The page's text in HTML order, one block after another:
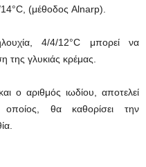
(μέθοδος Alnarp).
4/4/12°C μπορεί να
της γλυκιάς κρέμας.
ο αριθμός ιωδίου, αποτελεί
θα καθορίσει την